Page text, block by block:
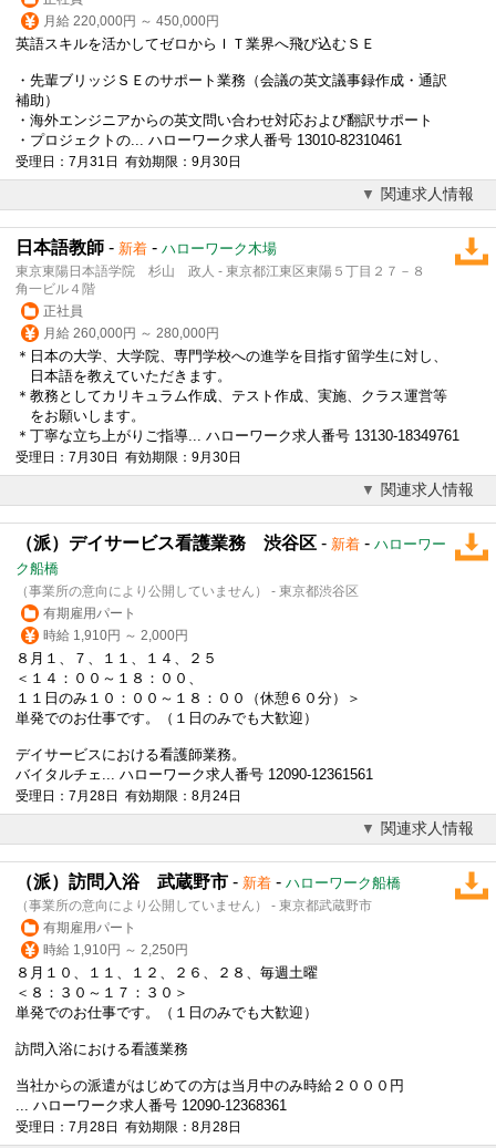
月給 220,000円 ～ 450,000円
英語スキルを活かしてゼロからＩＴ業界へ飛び込むＳＥ
・先輩ブリッジＳＥのサポート業務（会議の英文議事録作成・通訳
補助）
・海外エンジニアからの英文問い合わせ対応および翻訳サポート
・プロジェクトの... ハローワーク求人番号 13010-82310461
受理日：7月31日 有効期限：9月30日
関連求人情報
日本語教師 - 新着 - ハローワーク木場
東京東陽日本語学院 杉山 政人 - 東京都江東区東陽５丁目２７－８
角一ビル４階
正社員
月給 260,000円 ～ 280,000円
＊日本の大学、大学院、専門学校への進学を目指す留学生に対し、
日本語を教えていただきます。
＊教務としてカリキュラム作成、テスト作成、実施、クラス運営等
をお願いします。
＊丁寧な立ち上がりご指導... ハローワーク求人番号 13130-18349761
受理日：7月30日 有効期限：9月30日
関連求人情報
（派）デイサービス看護業務 渋谷区 - 新着 - ハローワー
ク船橋
（事業所の意向により公開していません） - 東京都渋谷区
有期雇用パート
時給 1,910円 ～ 2,000円
８月１、７、１１、１４、２５
＜１４：００～１８：００、
１１日のみ１０：００～１８：００（休憩６０分）＞
単発でのお仕事です。（１日のみでも大歓迎）
デイサービスにおける看護師業務。
バイタルチェ... ハローワーク求人番号 12090-12361561
受理日：7月28日 有効期限：8月24日
関連求人情報
（派）訪問入浴 武蔵野市 - 新着 - ハローワーク船橋
（事業所の意向により公開していません） - 東京都武蔵野市
有期雇用パート
時給 1,910円 ～ 2,250円
８月１０、１１、１２、２６、２８、毎週土曜
＜８：３０～１７：３０＞
単発でのお仕事です。（１日のみでも大歓迎）
訪問入浴における看護業務
当社からの派遣がはじめての方は当月中のみ時給２０００円
... ハローワーク求人番号 12090-12368361
受理日：7月28日 有効期限：8月28日